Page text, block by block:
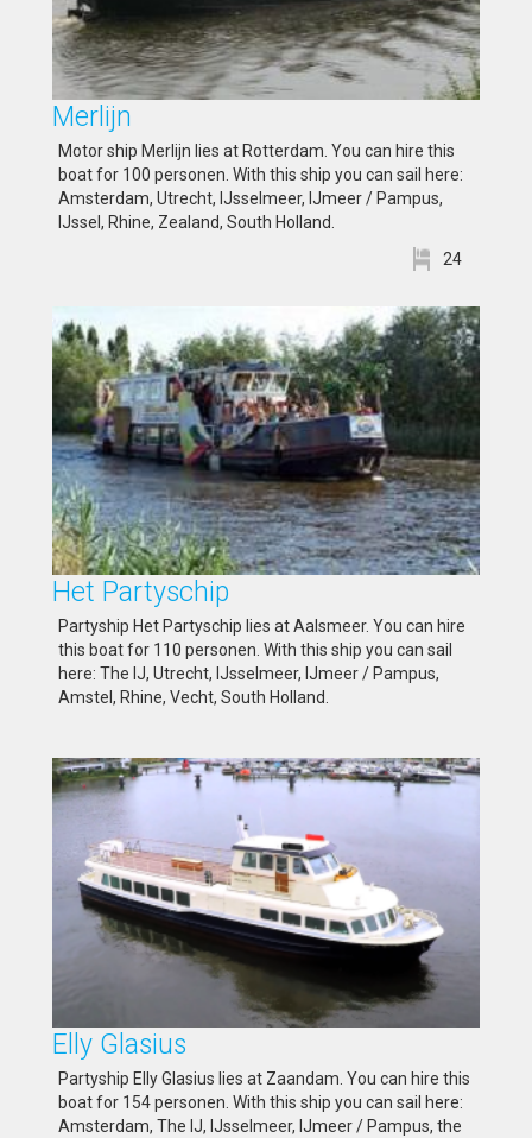
Merlijn
Motor ship Merlijn lies at Rotterdam. You can hire this
boat for 100 personen. With this ship you can sail here:
Amsterdam, Utrecht, IJsselmeer, IJmeer / Pampus,
IJssel, Rhine, Zealand, South Holland.
24
Het Partyschip
Partyship Het Partyschip lies at Aalsmeer. You can hire
this boat for 110 personen. With this ship you can sail
here: The IJ, Utrecht, IJsselmeer, IJmeer / Pampus,
Amstel, Rhine, Vecht, South Holland.
Elly Glasius
Partyship Elly Glasius lies at Zaandam. You can hire this
boat for 154 personen. With this ship you can sail here:
Amsterdam, The IJ, IJsselmeer, IJmeer / Pampus, the